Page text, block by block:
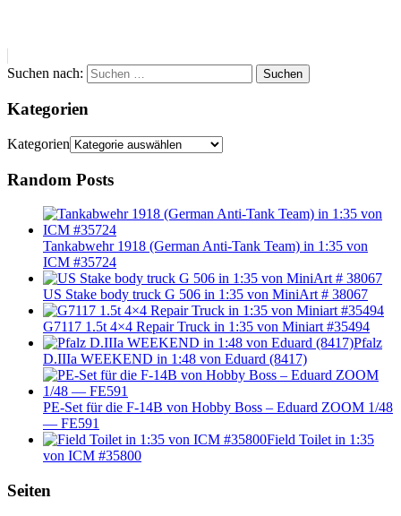
Suchen nach: Suchen
Kategorien
Kategorien
Random Posts
Tankabwehr 1918 (German Anti-Tank Team) in 1:35 von
ICM #35724
US Stake body truck G 506 in 1:35 von MiniArt # 38067
G7117 1.5t 4×4 Repair Truck in 1:35 von Miniart #35494
Pfalz
D.IIIa WEEKEND in 1:48 von Eduard (8417)
PE-Set für die F-14B von Hobby Boss – Eduard ZOOM 1/48
— FE591
Field Toilet in 1:35
von ICM #35800
Seiten